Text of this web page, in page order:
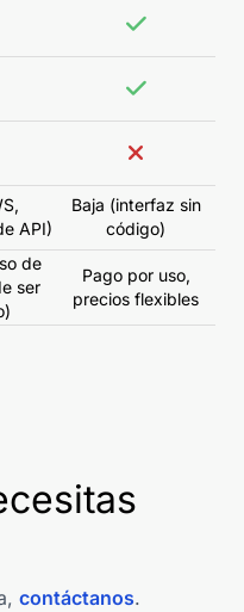
API)
Baja (interfaz sin
código)
de
ser
Pago por uso,
precios flexibles
contáctanos.